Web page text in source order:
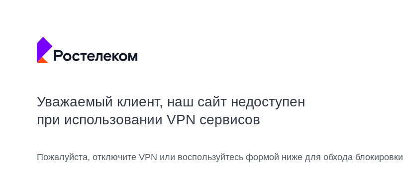
Уважаемый клиент, наш сайт недоступен
при использовании VPN сервисов
Пожалуйста, отключите VPN или воспользуйтесь формой ниже для обхода блокировки